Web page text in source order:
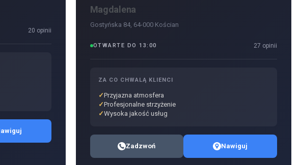
20 opinii
Magdalena
Gostyńska 84, 64-000 Kościan
OTWARTE DO 13:00 27 opinii
ZA CO CHWALĄ KLIENCI
Przyjazna atmosfera
Profesjonalne strzyżenie
Wysoka jakość usług
Zadzwoń Nawiguj